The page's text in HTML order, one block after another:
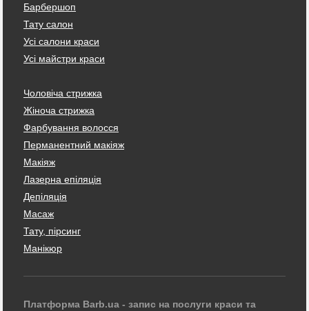
Барбершоп
Тату салон
Усі салони краси
Усі майстри краси
Чоловіча стрижка
Жіноча стрижка
Фарбування волосся
Перманентний макіяж
Макіяж
Лазерна епіляція
Депіляція
Масаж
Тату, пірсинг
Манікюр
Платформа Barb.ua - запис на послуги краси та